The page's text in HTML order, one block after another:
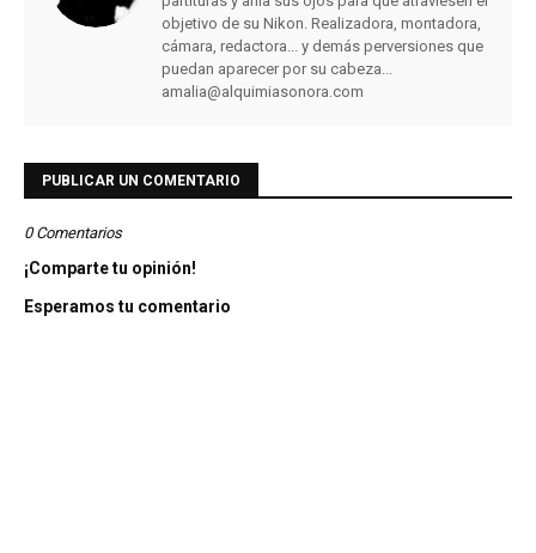
objetivo de su Nikon. Realizadora, montadora,
cámara, redactora... y demás perversiones que
puedan aparecer por su cabeza...
amalia@alquimiasonora.com
PUBLICAR UN COMENTARIO
0 Comentarios
¡Comparte tu opinión!
Esperamos tu comentario